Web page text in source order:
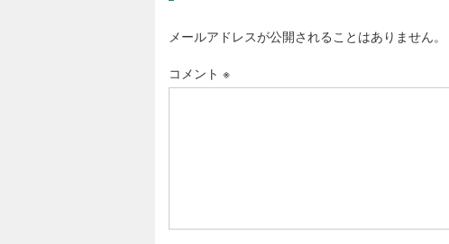
メールアドレスが公開されることはありません。
コメント ※